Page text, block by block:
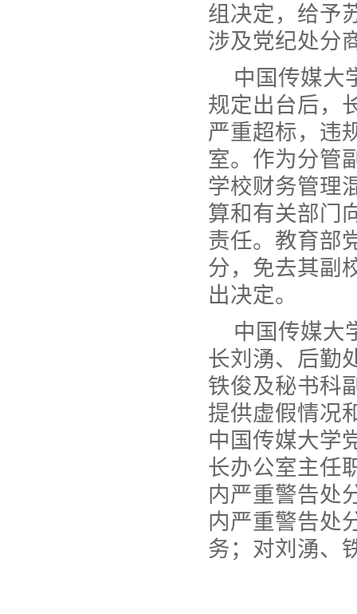
组决定，给予
涉及党纪处
中国传媒大
规定出台后，
严重超标，违
室。作为分管
学校财务管理
算和有关部门
责任。教育部
分，免去其副
出决定。
中国传媒大
长刘湧、后勤
铁俊及秘书科
提供虚假情况
中国传媒大学
长办公室主任
内严重警告处
内严重警告处
务；对刘湧、